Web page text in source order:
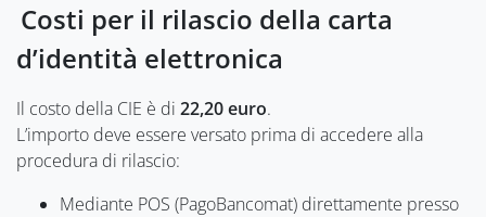
Costi per il rilascio della carta
d’identità elettronica
Il costo della CIE è di 22,20 euro.
L’importo deve essere versato prima di accedere alla
procedura di rilascio:
Mediante POS (PagoBancomat) direttamente presso